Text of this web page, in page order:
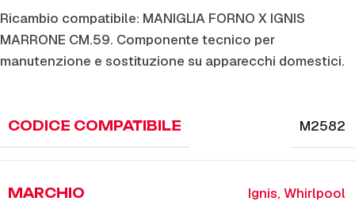
Ricambio compatibile: MANIGLIA FORNO X IGNIS
MARRONE CM.59. Componente tecnico per
manutenzione e sostituzione su apparecchi domestici.
CODICE COMPATIBILE M2582
MARCHIO Ignis, Whirlpool